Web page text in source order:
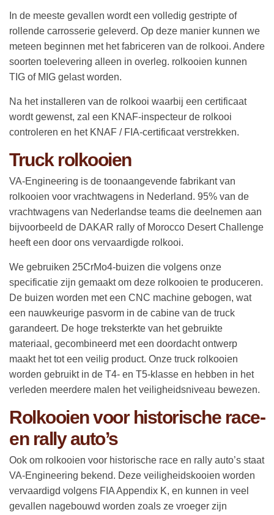
In de meeste gevallen wordt een volledig gestripte of
rollende carrosserie geleverd. Op deze manier kunnen we
meteen beginnen met het fabriceren van de rolkooi. Andere
soorten toelevering alleen in overleg. rolkooien kunnen
TIG of MIG gelast worden.
Na het installeren van de rolkooi waarbij een certificaat
wordt gewenst, zal een KNAF-inspecteur de rolkooi
controleren en het KNAF / FIA-certificaat verstrekken.
Truck rolkooien
VA-Engineering is de toonaangevende fabrikant van
rolkooien voor vrachtwagens in Nederland. 95% van de
vrachtwagens van Nederlandse teams die deelnemen aan
bijvoorbeeld de DAKAR rally of Morocco Desert Challenge
heeft een door ons vervaardigde rolkooi.
We gebruiken 25CrMo4-buizen die volgens onze
specificatie zijn gemaakt om deze rolkooien te produceren.
De buizen worden met een CNC machine gebogen, wat
een nauwkeurige pasvorm in de cabine van de truck
garandeert. De hoge treksterkte van het gebruikte
materiaal, gecombineerd met een doordacht ontwerp
maakt het tot een veilig product. Onze truck rolkooien
worden gebruikt in de T4- en T5-klasse en hebben in het
verleden meerdere malen het veiligheidsniveau bewezen.
Rolkooien voor historische race-
en rally auto’s
Ook om rolkooien voor historische race en rally auto’s staat
VA-Engineering bekend. Deze veiligheidskooien worden
vervaardigd volgens FIA Appendix K, en kunnen in veel
gevallen nagebouwd worden zoals ze vroeger zijn